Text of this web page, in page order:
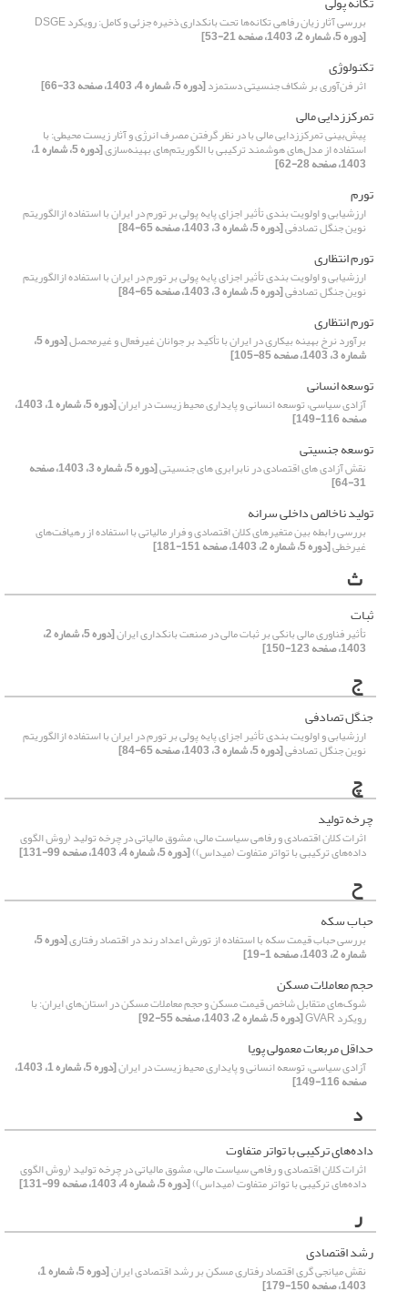
بررسی آثار زیان رفاهی تکانه‌ها تحت بانکداری ذخیره جزئی و کامل: رویکرد DSGE
[دوره 5، شماره 2، 1403، صفحه 21-53]
تکنولوژی
اثر فن‌آوری بر شکاف جنسیتی دستمزد[دوره 5، شماره 4، 1403، صفحه 33-66]
تمرکززدایی مالی
پیش‌بینی تمرکززدایی مالی با در نظر گرفتن مصرف انرژی و آثار زیست محیطی: با
استفاده از مدل‌های هوشمند ترکیبی با الگوریتم‌های بهینه‌سازی [دوره 5، شماره 1،
1403، صفحه 28-62]
تورم
ارزشیابی و اولویت بندی تأثیر اجزای پایه پولی بر تورم در ایران با استفاده ازالگوریتم
نوین جنگل تصادفی[دوره 5، شماره 3، 1403، صفحه 65-84]
تورم انتظاری
ارزشیابی و اولویت بندی تأثیر اجزای پایه پولی بر تورم در ایران با استفاده ازالگوریتم
نوین جنگل تصادفی[دوره 5، شماره 3، 1403، صفحه 65-84]
تورم انتظاری
برآورد نرخ بهینه بیکاری در ایران با تأکید بر جوانان غیرفعال و غیرمحصل [دوره 5،
شماره 3، 1403، صفحه 85-105]
توسعه انسانی
آزادی سیاسی، توسعه انسانی و پایداری محیط زیست در ایران [دوره 5، شماره 1، 1403،
صفحه 116-149]
توسعه جنسیتی
نقش آزادی ‏های اقتصادی در نابرابری های جنسیتی [دوره 5، شماره 3، 1403، صفحه
31-64]
تولید ناخالص داخلی سرانه
بررسی رابطه بین متغیرهای کلان اقتصادی و فرار مالیاتی با استفاده از رهیافت‌های
غیر‌خطی[دوره 5، شماره 2، 1403، صفحه 151-181]
ث
ثبات
تأثیر فناوری مالی بانکی بر ثبات مالی در صنعت بانکداری ایران [دوره 5، شماره 2،
1403، صفحه 123-150]
ج
جنگل تصادفی
ارزشیابی و اولویت بندی تأثیر اجزای پایه پولی بر تورم در ایران با استفاده ازالگوریتم
نوین جنگل تصادفی[دوره 5، شماره 3، 1403، صفحه 65-84]
چ
چرخه تولید
اثرات کلان اقتصادی و رفاهی سیاست مالی، مشوق مالیاتی در چرخه تولید (روش الگوی
داده‌های ترکیبی با تواتر متفاوت (میداس))[دوره 5، شماره 4، 1403، صفحه 99-131]
ح
حباب سکه
بررسی حباب قیمت سکه با استفاده از تورش اعداد رند در اقتصاد رفتاری [دوره 5،
شماره 2، 1403، صفحه 1-19]
حجم معاملات مسکن
شوک‌های متقابل شاخص قیمت مسکن و حجم معاملات مسکن در استان‌های ایران: با
رویکرد GVAR [دوره 5، شماره 2، 1403، صفحه 55-92]
حداقل مربعات معمولی پویا
آزادی سیاسی، توسعه انسانی و پایداری محیط زیست در ایران [دوره 5، شماره 1، 1403،
صفحه 116-149]
د
داده‌های ترکیبی با تواتر متفاوت
اثرات کلان اقتصادی و رفاهی سیاست مالی، مشوق مالیاتی در چرخه تولید (روش الگوی
داده‌های ترکیبی با تواتر متفاوت (میداس))[دوره 5، شماره 4، 1403، صفحه 99-131]
ر
رشد اقتصادی
نقش میانجی گری اقتصاد رفتاری مسکن بر رشد اقتصادی ایران [دوره 5، شماره 1،
1403، صفحه 150-179]